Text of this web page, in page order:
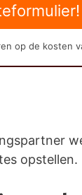
op de kosten